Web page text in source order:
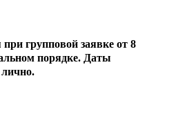
групповой заявке от 8
порядке. Даты